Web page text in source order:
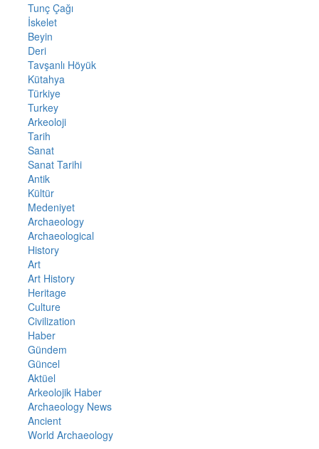
Tunç Çağı
İskelet
Beyin
Deri
Tavşanlı Höyük
Kütahya
Türkiye
Turkey
Arkeoloji
Tarih
Sanat
Sanat Tarihi
Antik
Kültür
Medeniyet
Archaeology
Archaeological
History
Art
Art History
Heritage
Culture
Civilization
Haber
Gündem
Güncel
Aktüel
Arkeolojik Haber
Archaeology News
Ancient
World Archaeology